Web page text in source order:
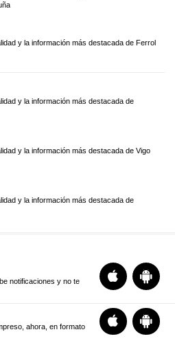
y la información más destacada de Ferrol
y la información más destacada de
y la información más destacada de Vigo
y la información más destacada de
notificaciones y no te
ahora, en formato